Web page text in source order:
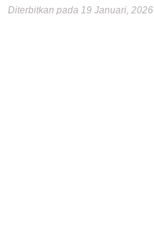
Diterbitkan pada 19 Januari, 2026